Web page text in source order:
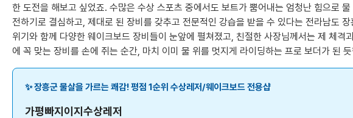
한 도전을 해보고 싶었죠. 수많은 수상 스포츠 중에서도 보트가 뿜어내는 엄청난 힘으로
전하기로 결심하고, 제대로 된 장비를 갖추고 전문적인 강습을 받을 수 있다는 전라남도
위기와 함께 다양한 웨이크보드 장비들이 눈앞에 펼쳐졌고, 친절한 사장님께서는 제 체
에 꼭 맞는 장비를 손에 쥐는 순간, 마치 이미 물 위를 멋지게 라이딩하는 프로 보더가 된
✨ 장흥군 물살을 가르는 쾌감! 평점 1순위 수상레저/웨이크보드 전용샵
가평빠지이지수상레저